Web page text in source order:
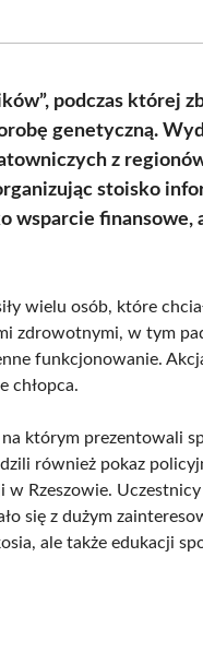
(Twitter)
podczas której
genetyczną.
z
stoisko
wsparcie finansowe,
wielu osób, które
zdrowotnymi, w tym
funkcjonowanie.
chłopca.
którym prezentowali
również pokaz
Rzeszowie.
się z dużym
ale także edukacji